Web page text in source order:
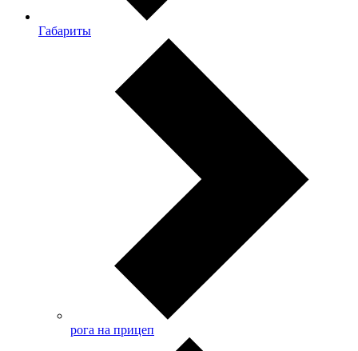
Габариты
рога на прицеп